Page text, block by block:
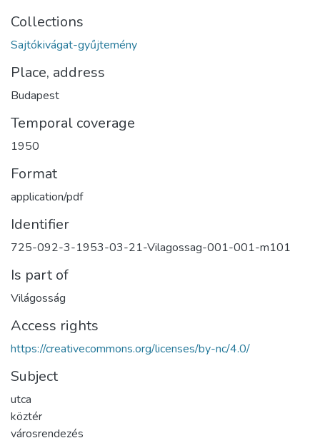
Collections
Sajtókivágat-gyűjtemény
Place, address
Budapest
Temporal coverage
1950
Format
application/pdf
Identifier
725-092-3-1953-03-21-Vilagossag-001-001-m101
Is part of
Világosság
Access rights
https://creativecommons.org/licenses/by-nc/4.0/
Subject
utca
köztér
városrendezés